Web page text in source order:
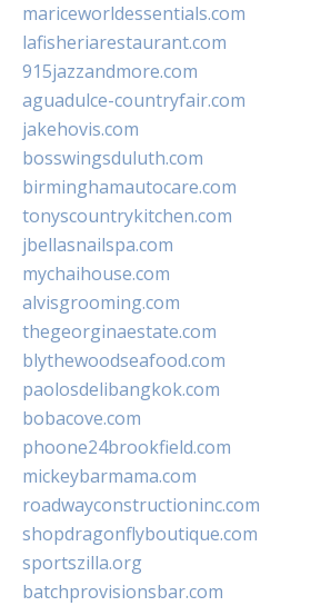
mariceworldessentials.com
lafisheriarestaurant.com
915jazzandmore.com
aguadulce-countryfair.com
jakehovis.com
bosswingsduluth.com
birminghamautocare.com
tonyscountrykitchen.com
jbellasnailspa.com
mychaihouse.com
alvisgrooming.com
thegeorginaestate.com
blythewoodseafood.com
paolosdelibangkok.com
bobacove.com
phoone24brookfield.com
mickeybarmama.com
roadwayconstructioninc.com
shopdragonflyboutique.com
sportszilla.org
batchprovisionsbar.com